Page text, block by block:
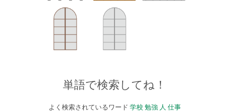
単語で検索してね！
よく検索されているワード 学校 勉強 人 仕事